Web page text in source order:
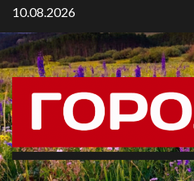
10.08.2026